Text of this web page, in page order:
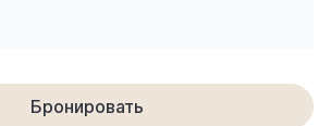
Бронировать